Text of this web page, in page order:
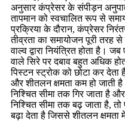
अनुसार कंप्रेसर के संपीड़न
तापमान को स्वचालित रूप से
प्रक्रिया के दौरान, कंप्रेसर
तीव्रता का समायोजन पूरी
वाल्व द्वारा नियंत्रित होता है।
वाले सिरे पर दबाव बहुत अधिक
पिस्टन स्ट्रोक को छोटा कर
और शीतलन क्षमता कम हो जाती
निश्चित सीमा तक गिर जाता है
निश्चित सीमा तक बढ़ जाता है,
बढ़ा देता है जिससे शीतलन क्षमता